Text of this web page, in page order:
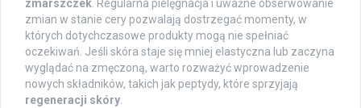
zmarszczek. Regularna pielęgnacja i uważne obserwowanie
zmian w stanie cery pozwalają dostrzegać momenty, w
których dotychczasowe produkty mogą nie spełniać
oczekiwań. Jeśli skóra staje się mniej elastyczna lub zaczyna
wyglądać na zmęczoną, warto rozważyć wprowadzenie
nowych składników, takich jak peptydy, które sprzyjają
regeneracji skóry.